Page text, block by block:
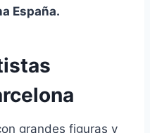
España.
grandes figuras y